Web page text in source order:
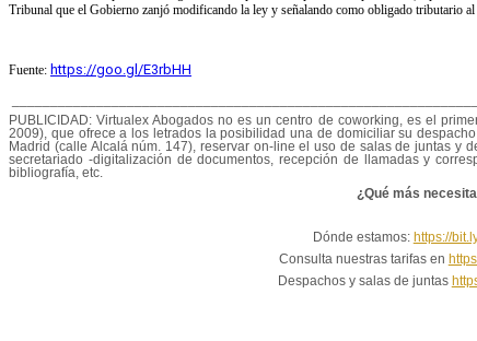
Tribunal que el Gobierno zanjó modificando la ley y señalando como obligado tributario al
Fuente: https://goo.gl/E3rbHH
PUBLICIDAD: Virtualex Abogados no es un centro de coworking, es el
2009), que ofrece a los letrados la posibilidad una de domiciliar su
Madrid (calle Alcalá núm. 147), reservar on-line el uso de salas de juntas y
secretariado -digitalización de documentos, recepción de llamadas y
bibliografía, etc.
¿Qué más
Dónde estamos: https://
Consulta nuestras tarifas en
Despachos y salas de juntas